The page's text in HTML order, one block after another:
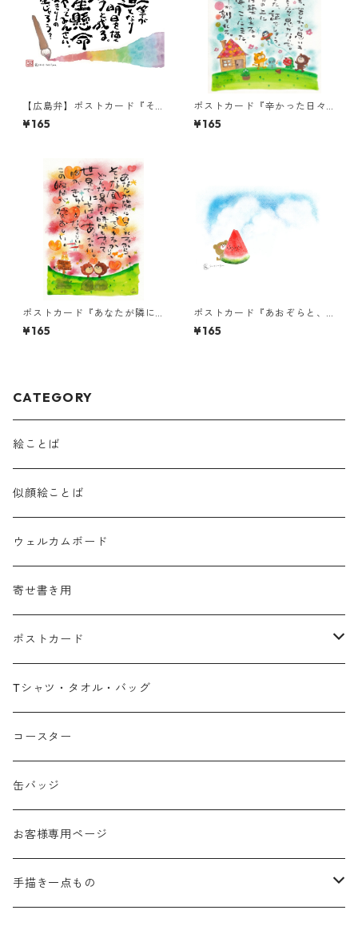
【広島弁】ポストカード『そ
の一筆が道となり』
¥165
ポストカード『辛かった日々
も、苦しかった思い
も・・・』
¥165
ポストカード『あなたが隣に
いてくれるから、・・・』
¥165
ポストカード『あおぞらと、
スイカくまちゃん（言葉な
し）』
¥165
CATEGORY
絵ことば
似顔絵ことば
ウェルカムボード
寄せ書き用
ポストカード
広島弁
春
夏
秋
冬
Tシャツ・タオル・バッグ
コースター
缶バッジ
お客様専用ページ
手描き一点もの